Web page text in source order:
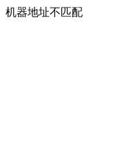
机器地址不匹配